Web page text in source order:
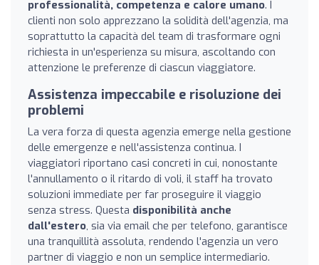
professionalità, competenza e calore umano. I
clienti non solo apprezzano la solidità dell'agenzia, ma
soprattutto la capacità del team di trasformare ogni
richiesta in un'esperienza su misura, ascoltando con
attenzione le preferenze di ciascun viaggiatore.
Assistenza impeccabile e risoluzione dei
problemi
La vera forza di questa agenzia emerge nella gestione
delle emergenze e nell'assistenza continua. I
viaggiatori riportano casi concreti in cui, nonostante
l'annullamento o il ritardo di voli, il staff ha trovato
soluzioni immediate per far proseguire il viaggio
senza stress. Questa disponibilità anche
dall'estero, sia via email che per telefono, garantisce
una tranquillità assoluta, rendendo l'agenzia un vero
partner di viaggio e non un semplice intermediario.